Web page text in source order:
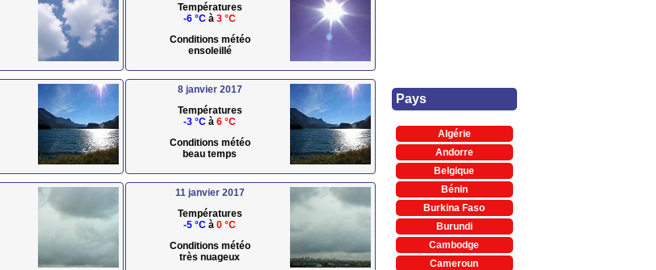
Températures
-6 °C à 3 °C
Conditions météo
ensoleillé
8 janvier 2017
Températures
-3 °C à 6 °C
Conditions météo
beau temps
11 janvier 2017
Températures
-5 °C à 0 °C
Conditions météo
très nuageux
Pays
Algérie
Andorre
Belgique
Bénin
Burkina Faso
Burundi
Cambodge
Cameroun